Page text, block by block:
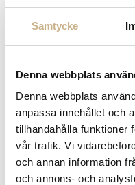
Samtycke
Denna webbplats
Denna webbplats
anpassa innehållet och
tillhandahålla funktioner
vår trafik. Vi
och annan information
och annons- och
STOL - WEBBY SGABELLO